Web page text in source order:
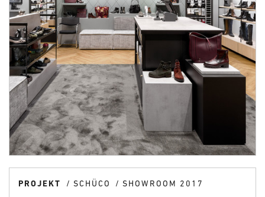
PROJEKT SCHÜCO SHOWROOM 2017